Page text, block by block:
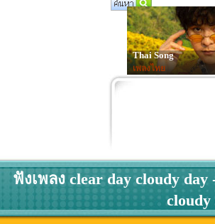
Thai Song
เพลงไทย
ฟังเพลง clear day cloudy
cloudy